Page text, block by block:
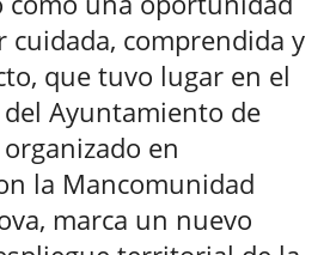
cuidada, comprendida y
que tuvo lugar en el
del Ayuntamiento de
en
la Mancomunidad
marca un nuevo